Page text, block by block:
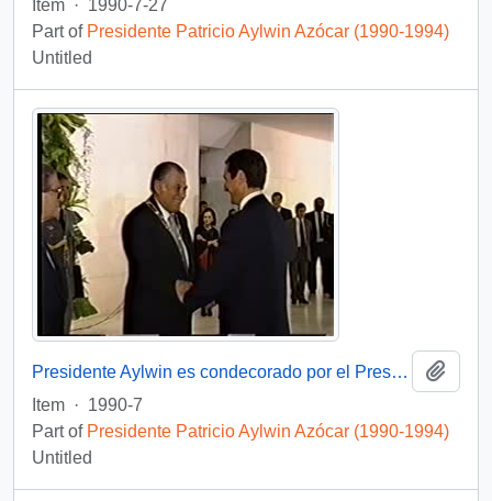
Item · 1990-7-27
Part of Presidente Patricio Aylwin Azócar (1990-1994)
Untitled
Presidente Aylwin es condecorado por el Presidente Collor de Mello en Brasil: video
Item · 1990-7
Part of Presidente Patricio Aylwin Azócar (1990-1994)
Untitled